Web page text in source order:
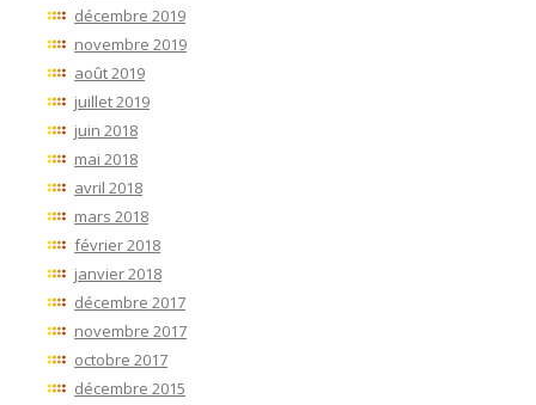
décembre 2019
novembre 2019
août 2019
juillet 2019
juin 2018
mai 2018
avril 2018
mars 2018
février 2018
janvier 2018
décembre 2017
novembre 2017
octobre 2017
décembre 2015